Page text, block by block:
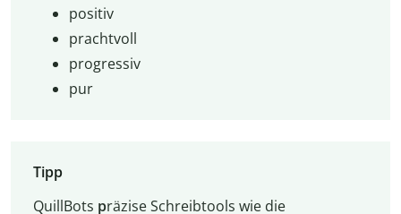
positiv
prachtvoll
progressiv
pur
Tipp
QuillBots präzise Schreibtools wie die